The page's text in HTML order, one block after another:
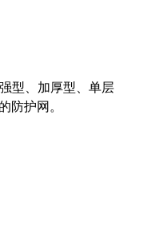
型、加厚型、单层
防护网。